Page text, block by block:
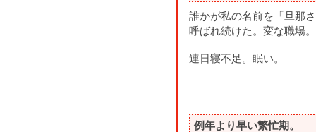
誰かが私の名前を「旦那
呼ばれ続けた。変な職場。
連日寝不足。眠い。
例年より早い繁忙期。